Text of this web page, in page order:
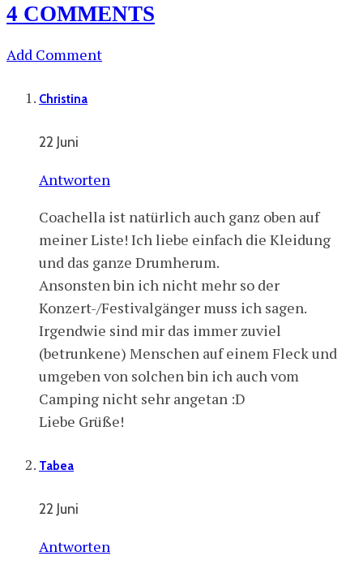
4 COMMENTS
Add Comment
Christina
22 Juni
Antworten
Coachella ist natürlich auch ganz oben auf
meiner Liste! Ich liebe einfach die Kleidung
und das ganze Drumherum.
Ansonsten bin ich nicht mehr so der
Konzert-/Festivalgänger muss ich sagen.
Irgendwie sind mir das immer zuviel
(betrunkene) Menschen auf einem Fleck und
umgeben von solchen bin ich auch vom
Camping nicht sehr angetan :D
Liebe Grüße!
Tabea
22 Juni
Antworten